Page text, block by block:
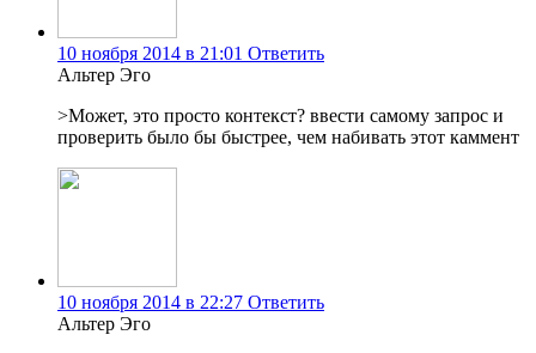
10 ноября 2014 в 21:01 Ответить
Альтер Эго
>Может, это просто контекст? ввести самому запрос и
проверить было бы быстрее, чем набивать этот каммент
10 ноября 2014 в 22:27 Ответить
Альтер Эго